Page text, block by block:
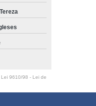
Lei 9610/98 - Lei de